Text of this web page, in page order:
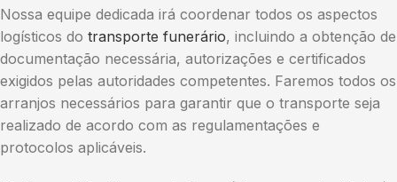
Nossa equipe dedicada irá coordenar todos os aspectos
logísticos do transporte funerário, incluindo a obtenção de
documentação necessária, autorizações e certificados
exigidos pelas autoridades competentes. Faremos todos os
arranjos necessários para garantir que o transporte seja
realizado de acordo com as regulamentações e
protocolos aplicáveis.